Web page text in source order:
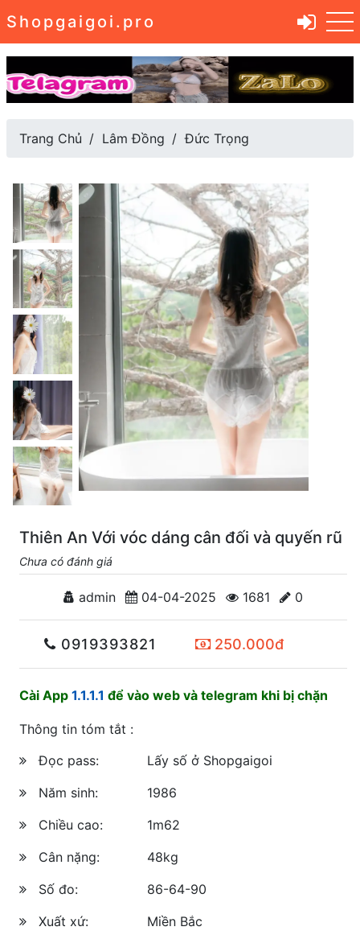
Shopgaigoi.pro
Trang Chủ Lâm Đồng Đức Trọng
Thiên An Với vóc dáng cân đối và quyến rũ
Chưa có đánh giá
admin 04-04-2025 1681 0
0919393821 250.000đ
Cài App 1.1.1.1 để vào web và telegram khi bị chặn
Thông tin tóm tắt :
Đọc pass:
Lấy số ở Shopgaigoi
Năm sinh:
1986
Chiều cao:
1m62
Cân nặng:
48kg
Số đo:
86-64-90
Xuất xứ:
Miền Bắc